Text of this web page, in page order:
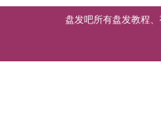
盘发吧所有盘发教程